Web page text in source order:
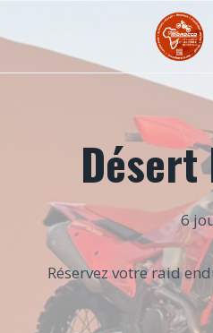
au
Désert
6
Réservez votre raid